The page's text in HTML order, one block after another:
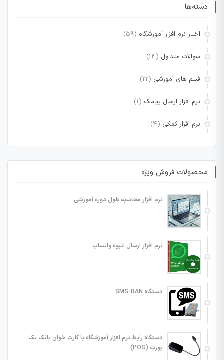
دسته‌ها
اخبار نرم افزار آموزشگاه (59)
سوالات متداول (14)
فیلم های آموزشی (22)
نرم افزار ارسال پیامک (1)
نرم افزار کمکی (4)
محصولات فروش ویژه
نرم افزار محاسبه طول دوره آموزشی
نرم افزار ارسال انبوه واتساپ
دستگاه SMS-BAN
دستگاه رابط نرم افزار آموزشگاه با کارت خوان بانک تک
پورت (POS)